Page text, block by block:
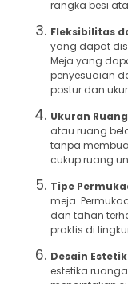
rangka besi
Fleksibilitas
yang dapat
Meja yang
penyesuaian
postur dan
Ukuran
atau ruang
tanpa
cukup ruang
Tipe
meja.
dan tahan
praktis di
Desain
estetika